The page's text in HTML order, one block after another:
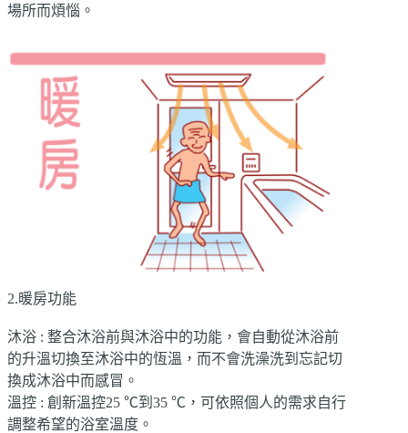
場所而煩惱。
2.暖房功能
沐浴 : 整合沐浴前與沐浴中的功能，會自動從沐浴前
的升溫切換至沐浴中的恆溫，而不會洗澡洗到忘記切
換成沐浴中而感冒。
溫控 : 創新溫控25 ℃到35 ℃，可依照個人的需求自行
調整希望的浴室溫度。